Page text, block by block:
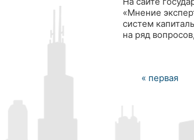
«Мнение
систем
на ряд
Страницы
« первая